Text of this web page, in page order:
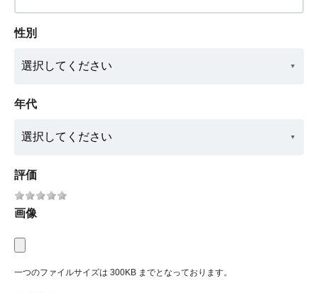
性別
年代
評価
画像
一つのファイルサイズは 300KB までとなっております。